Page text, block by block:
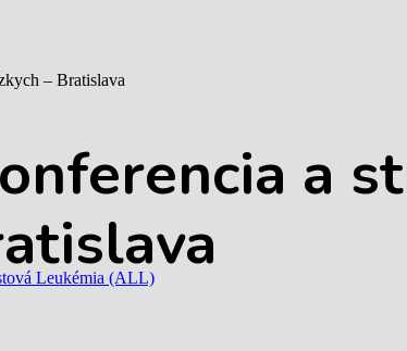
Leukémia (ALL)
– Bratislava
a